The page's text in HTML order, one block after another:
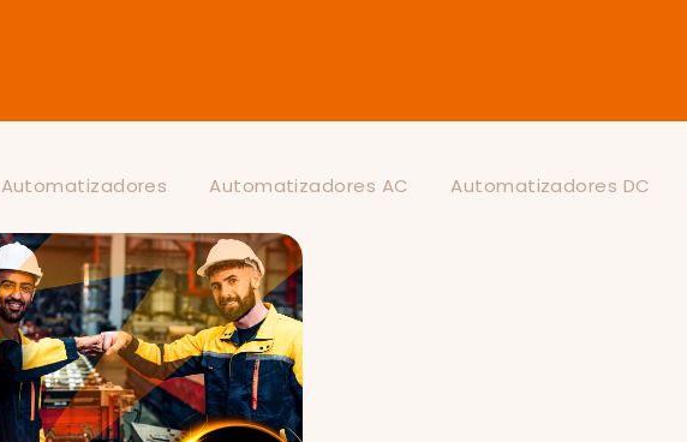
Automatizadores Automatizadores AC Automatizadores DC